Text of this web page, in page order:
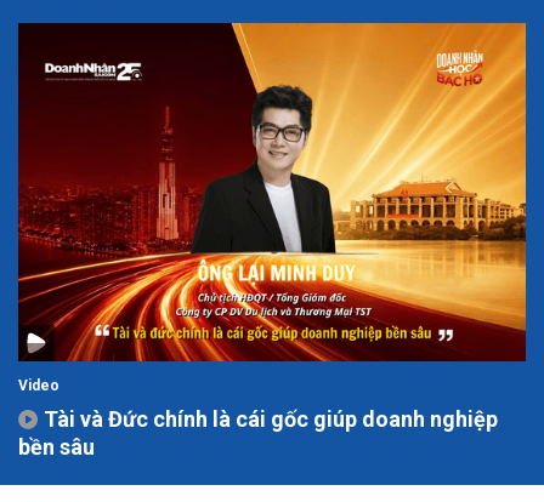
Video
Tài và Đức chính là cái gốc giúp doanh nghiệp
bền sâu